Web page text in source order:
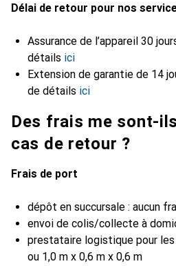
Délai de retour pour nos
Assurance de l’appareil 30
détails ici
Extension de garantie de 14
de détails ici
Des frais me sont-
cas de retour ?
Frais de port
dépôt en succursale : aucun
envoi de colis/collecte à
prestataire logistique pour
ou 1,0 m x 0,6 m x 0,6 m